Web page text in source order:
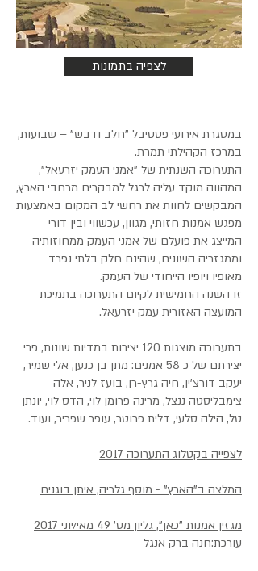
לצפיה בתמונות
במסגרת אירועי פסטיבל "חלב ודבש" – שבועות,
במרכז הקהילתי תמרת.
התערוכה השנתית של "אמני העמק יזרעאל",
המהווה מוקד עליה לרגל למבקרים מרחבי הארץ,
המבקשים לחוות את רחשי לב המקום באמצעות
מפגש אמנות חזותי, מגוון, עכשווי ובין דורי
המייצג את פועלם של אמני העמק ממחוזותיה
וממגזריה השונים, שהינם חלק בלתי נפרד
מאופיו ויופיו הייחודי של העמק.
זו השנה החמישית לקיום התערוכה בתמיכת
המועצה האזורית עמק יזרעאל.
בתערוכה מוצגות 120 יצירות במדיות שונות, פרי
יצירתם של כ 58 אמנים: מתן בן כנען, אלי שמיר,
יעקב דורצ'ין, חיה גרץ-רן, בועז לניר, אלה
צימבליסטה ננצל, מרינה פרומן לוי, הדס לוי, יונתן
טל, הילה סלעי, דלית פרוטר, עופר שפריר, ועוד.
לצפייה בקטלוג התערוכה 2017
המלצה ב"הארץ" - מוסף גלריה, איתן בוגנים
מגזין אמנות "כאן", גליון מס' 49 מאי/יוני 2017
עורכת:חנה ברק אנגל